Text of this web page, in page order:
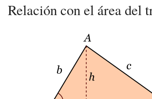
Relación con el área del